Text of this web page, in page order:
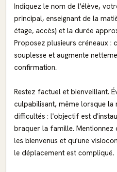
Indiquez le nom de l'élève,
principal, enseignant de la
étage, accès) et la durée
Proposez plusieurs créneaux :
souplesse et augmente
confirmation.
Restez factuel et bienveillant.
culpabilisant, même lorsque la
difficultés : l'objectif est
braquer la famille. Mentionnez
les bienvenus et qu'une
le déplacement est compliqué.